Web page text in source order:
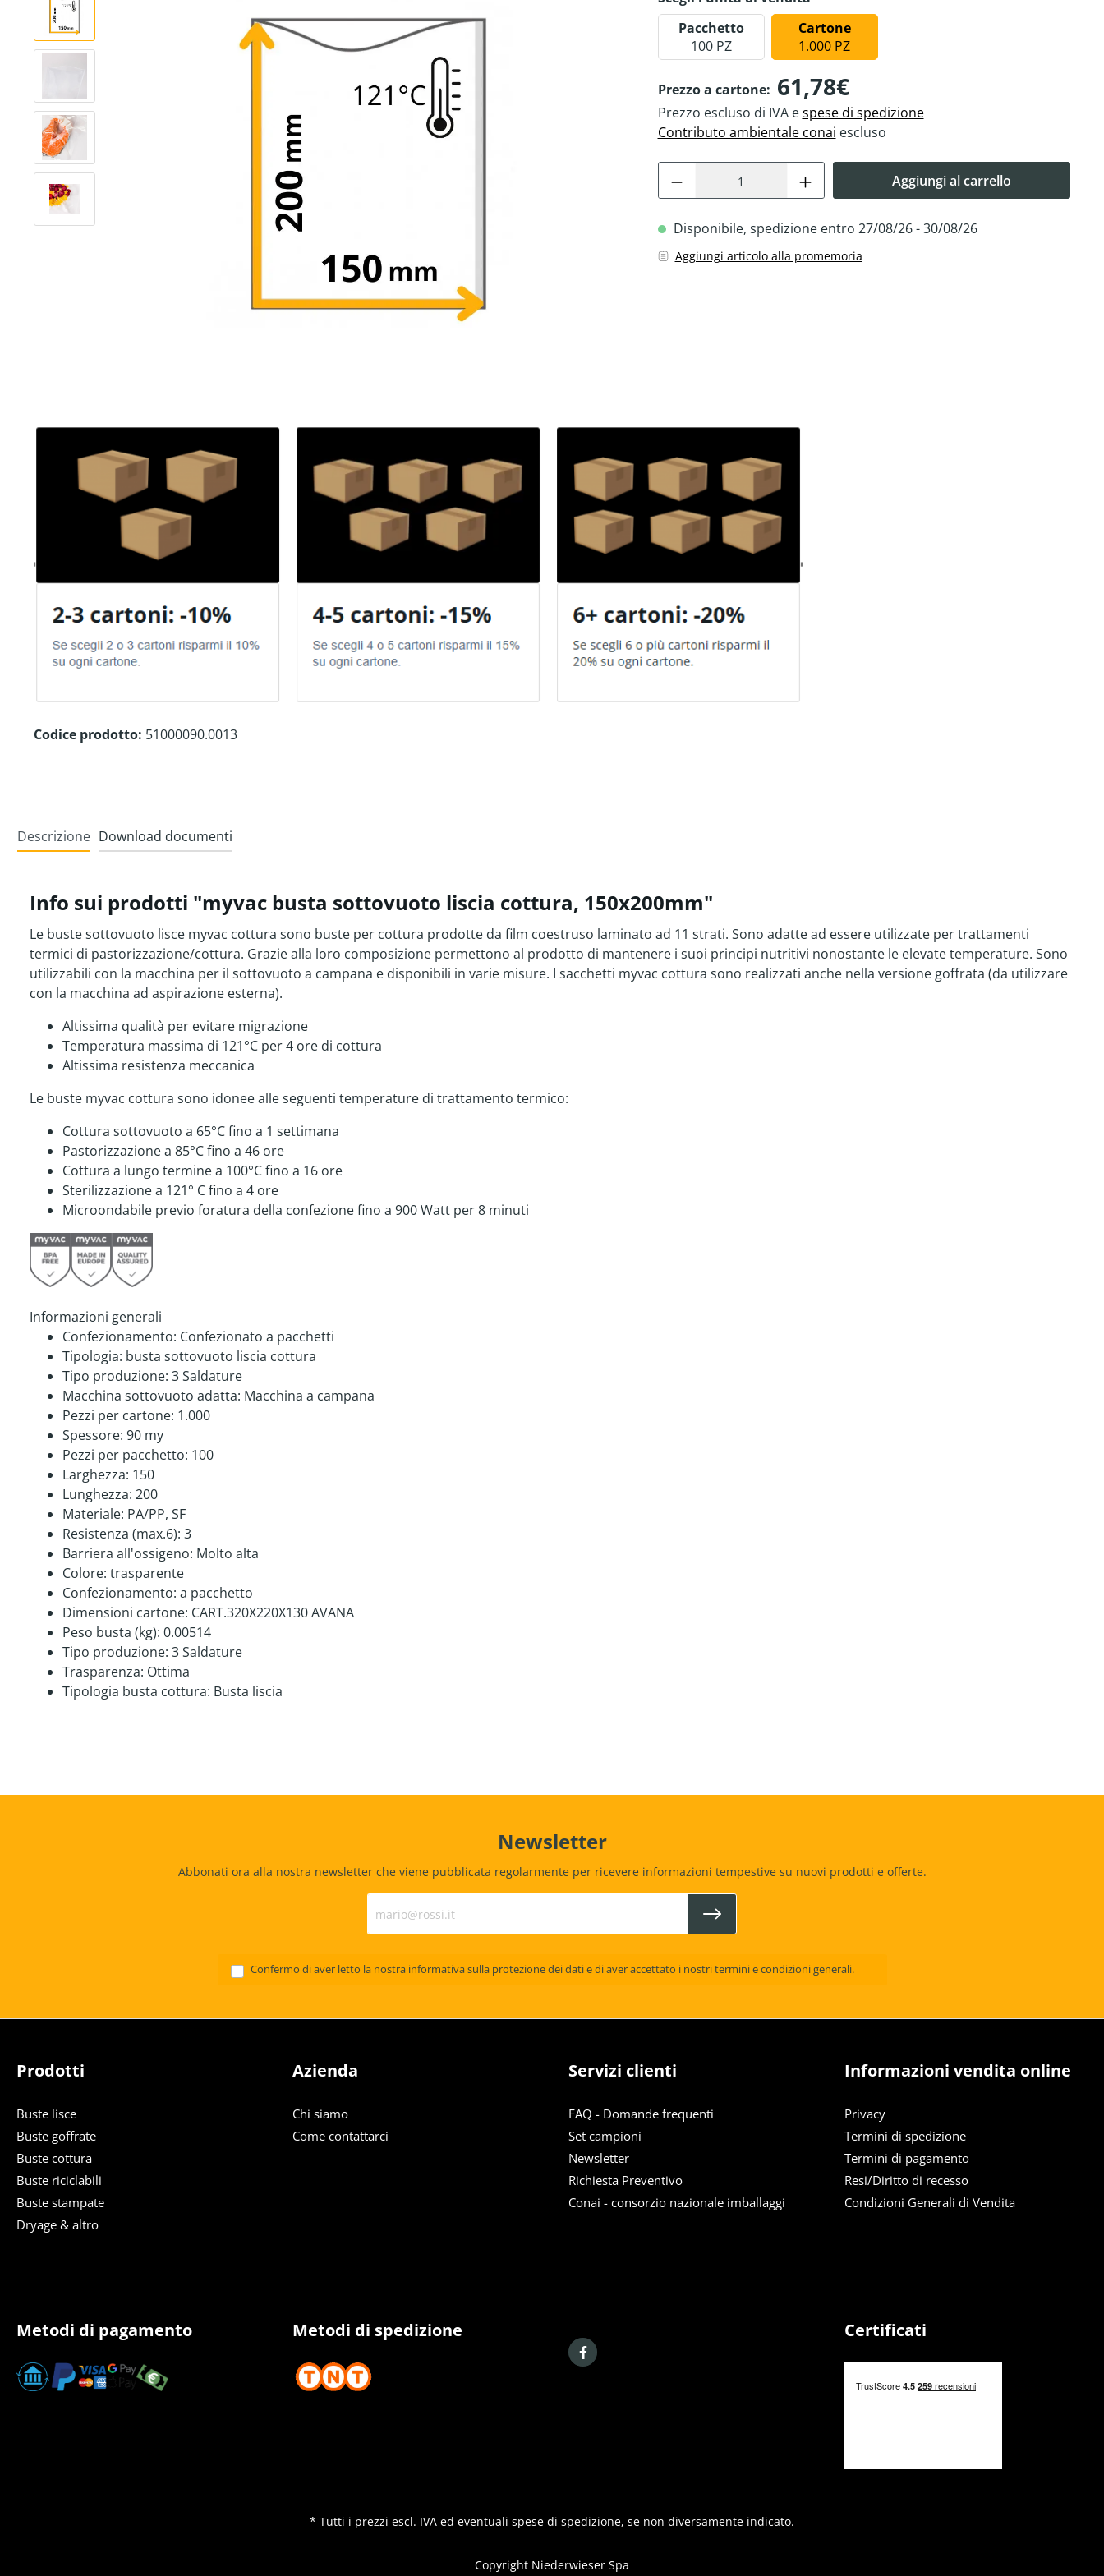
Papertouch
Black
White
Pacchetto
100 PZ
Cartone
1.000 PZ
Prezzo a cartone: 61,78€
Prezzo escluso di IVA espese di spedizione
Contributo ambientale conai escluso
Aggiungi al carrello
Disponibile, spedizione entro 27/08/26 - 30/08/26
Aggiungi articolo alla promemoria
Codice prodotto: 51000090.0013
Descrizione Download documenti
Info sui prodotti "myvac busta sottovuoto liscia cottura, 150x200mm"
Le buste sottovuoto lisce myvac cottura sono buste per cottura prodotte da film coestruso laminato ad 11 strati. Sono adatte ad essere utilizzate per trattamenti
termici di pastorizzazione/cottura. Grazie alla loro composizione permettono al prodotto di mantenere i suoi principi nutritivi nonostante le elevate temperature. Sono
utilizzabili con la macchina per il sottovuoto a campana e disponibili in varie misure. I sacchetti myvac cottura sono realizzati anche nella versione goffrata (da utilizzare
con la macchina ad aspirazione esterna).
Altissima qualità per evitare migrazione
Temperatura massima di 121°C per 4 ore di cottura
Altissima resistenza meccanica
Le buste myvac cottura sono idonee alle seguenti temperature di trattamento termico:
Cottura sottovuoto a 65°C fino a 1 settimana
Pastorizzazione a 85°C fino a 46 ore
Cottura a lungo termine a 100°C fino a 16 ore
Sterilizzazione a 121° C fino a 4 ore
Microondabile previo foratura della confezione fino a 900 Watt per 8 minuti
Informazioni generali
Confezionamento: Confezionato a pacchetti
Tipologia: busta sottovuoto liscia cottura
Tipo produzione: 3 Saldature
Macchina sottovuoto adatta: Macchina a campana
Pezzi per cartone: 1.000
Spessore: 90 my
Pezzi per pacchetto: 100
Larghezza: 150
Lunghezza: 200
Materiale: PA/PP, SF
Resistenza (max.6): 3
Barriera all'ossigeno: Molto alta
Colore: trasparente
Confezionamento: a pacchetto
Dimensioni cartone: CART.320X220X130 AVANA
Peso busta (kg): 0.00514
Tipo produzione: 3 Saldature
Trasparenza: Ottima
Tipologia busta cottura: Busta liscia
Newsletter
Abbonati ora alla nostra newsletter che viene pubblicata regolarmente per ricevere informazioni tempestive su nuovi prodotti e offerte.
Confermo di aver letto la nostra informativa sulla protezione dei datie di aver accettato i nostritermini e condizioni generali.
Prodotti
Buste lisce
Buste goffrate
Buste cottura
Buste riciclabili
Buste stampate
Dryage & altro
Azienda
Chi siamo
Come contattarci
Servizi clienti
FAQ - Domande frequenti
Set campioni
Newsletter
Richiesta Preventivo
Conai - consorzio nazionale imballaggi
Informazioni vendita online
Privacy
Termini di spedizione
Termini di pagamento
Resi/Diritto di recesso
Condizioni Generali di Vendita
Metodi di pagamento Metodi di spedizione Certificati
* Tutti i prezzi escl. IVA ed eventuali spese di spedizione, se non diversamente indicato.
Copyright Niederwieser Spa